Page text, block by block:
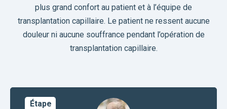
plus grand confort au patient et à l’équipe de
transplantation capillaire. Le patient ne ressent aucune
douleur ni aucune souffrance pendant l’opération de
transplantation capillaire.
Étape